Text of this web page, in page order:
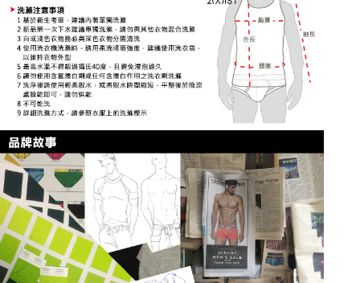
時審查核予不同之上限額度；若仍有額度不足之情形，本公司將視審查結果
請求用戶進行身份認證。
５．嚴禁一人註冊多個帳號或使用他人資訊註冊。若發現惡意使用之情形，
恩沛科技股份有限公司將有權停止該用戶之使用額度並採取法律行動。
海外宅配